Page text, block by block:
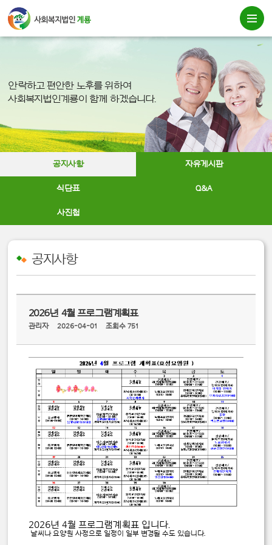
안락하고 편안한 노후를 위하여
사회복지법인계룡이 함께 하겠습니다.
공지사항 자유게시판
식단표 Q&A
사진첩
공지사항
2026년 4월 프로그램계획표
관리자 2026-04-01 조회수 751
2026년 4월 프로그램계획표 입니다.
날씨나 요양원 사정으로 일정이 일부 변경될 수도 있습니다.